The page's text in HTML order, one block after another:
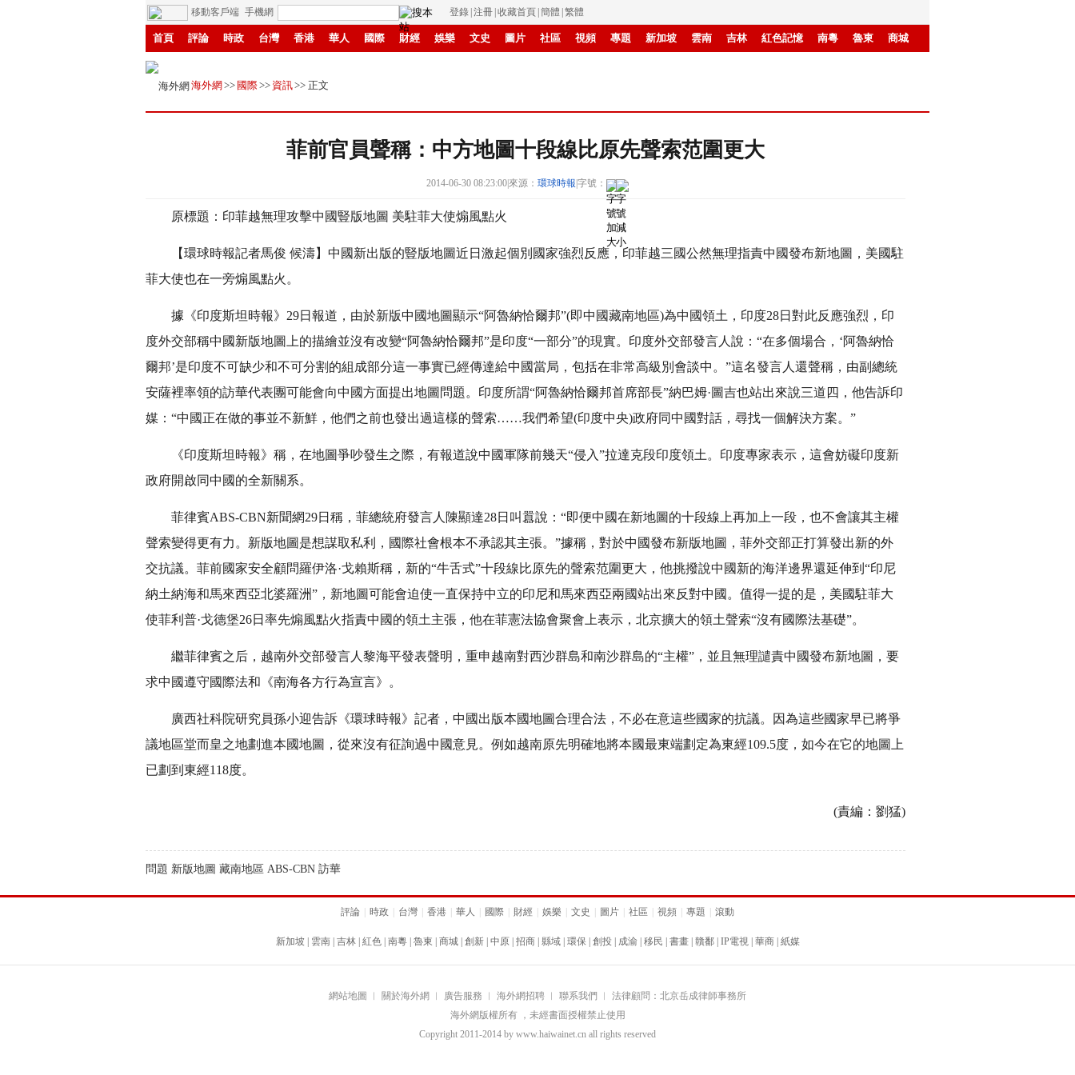
移動客戶端 手機網 登錄 注冊 收藏首頁 簡體 繁體
首頁 評論 時政 台灣 香港 華人 國際 財經 娛樂 文史 圖片 社區 視頻 專題 新加坡 雲南 吉林 紅色記憶 南粵 魯東 商城
中原
海外網 >> 國際>> 資訊>> 正文
菲前官員聲稱：中方地圖十段線比原先聲索范圍更大
2014-06-30 08:23:00| 來源： 環球時報 字號：
原標題：印菲越無理攻擊中國豎版地圖 美駐菲大使煽風點火
【環球時報記者馬俊 候濤】中國新出版的豎版地圖近日激起個別國家強烈反應，印菲越三國公然無理指責中國發布新地圖，美國駐
菲大使也在一旁煽風點火。
據《印度斯坦時報》29日報道，由於新版中國地圖顯示“阿魯納恰爾邦”(即中國藏南地區)為中國領土，印度28日對此反應強烈，印
度外交部稱中國新版地圖上的描繪並沒有改變“阿魯納恰爾邦”是印度“一部分”的現實。印度外交部發言人說：“在多個場合，‘阿魯納恰
爾邦’是印度不可缺少和不可分割的組成部分這一事實已經傳達給中國當局，包括在非常高級別會談中。”這名發言人還聲稱，由副總統
安薩裡率領的訪華代表團可能會向中國方面提出地圖問題。印度所謂“阿魯納恰爾邦首席部長”納巴姆·圖吉也站出來說三道四，他告訴印
媒：“中國正在做的事並不新鮮，他們之前也發出過這樣的聲索……我們希望(印度中央)政府同中國對話，尋找一個解決方案。”
《印度斯坦時報》稱，在地圖爭吵發生之際，有報道說中國軍隊前幾天“侵入”拉達克段印度領土。印度專家表示，這會妨礙印度新
政府開啟同中國的全新關系。
菲律賓ABS-CBN新聞網29日稱，菲總統府發言人陳顯達28日叫囂說：“即便中國在新地圖的十段線上再加上一段，也不會讓其主權
聲索變得更有力。新版地圖是想謀取私利，國際社會根本不承認其主張。”據稱，對於中國發布新版地圖，菲外交部正打算發出新的外
交抗議。菲前國家安全顧問羅伊洛·戈賴斯稱，新的“牛舌式”十段線比原先的聲索范圍更大，他挑撥說中國新的海洋邊界還延伸到“印尼
納土納海和馬來西亞北婆羅洲”，新地圖可能會迫使一直保持中立的印尼和馬來西亞兩國站出來反對中國。值得一提的是，美國駐菲大
使菲利普·戈德堡26日率先煽風點火指責中國的領土主張，他在菲憲法協會聚會上表示，北京擴大的領土聲索“沒有國際法基礎”。
繼菲律賓之后，越南外交部發言人黎海平發表聲明，重申越南對西沙群島和南沙群島的“主權”，並且無理譴責中國發布新地圖，要
求中國遵守國際法和《南海各方行為宣言》。
廣西社科院研究員孫小迎告訴《環球時報》記者，中國出版本國地圖合理合法，不必在意這些國家的抗議。因為這些國家早已將爭
議地區堂而皇之地劃進本國地圖，從來沒有征詢過中國意見。例如越南原先明確地將本國最東端劃定為東經109.5度，如今在它的地圖上
已劃到東經118度。
(責編：劉猛)
問題 新版地圖 藏南地區 ABS-CBN 訪華
評論 時政 台灣 香港 華人 國際 財經 娛樂 文史 圖片 社區 視頻 專題 滾動
新加坡 雲南 吉林 紅色 南粵 魯東 商城 創新 中原 招商 縣域 環保 創投 成渝 移民 書畫 贛鄱 IP電視 華商 紙媒
網站地圖 ︱ 關於海外網 ︱ 廣告服務 ︱ 海外網招聘 ︱ 聯系我們 ︱
法律顧問：北京岳成律師事務所
海外網版權所有 ，未經書面授權禁止使用
Copyright 2011-2014 by www.haiwainet.cn all rights reserved